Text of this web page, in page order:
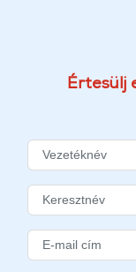
Értesülj